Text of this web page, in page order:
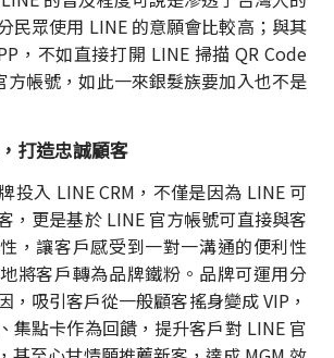
民眾使用 LINE 的意願會比較高；與其
，不如直接打開 LINE 掃描 QR Code
方帳號，如此一來銀髮族要加入也不是
打造忠誠顧客
投入 LINE CRM，不僅是因為 LINE 可
，更是基於 LINE 官方帳號可直接與客
，讓客戶感受到一對一溝通的便利性
將客戶轉為品牌鐵粉。品牌可運用分
，吸引客戶從一般顧客搖身變成 VIP，
集點卡作為回饋，提升客戶對 LINE 官